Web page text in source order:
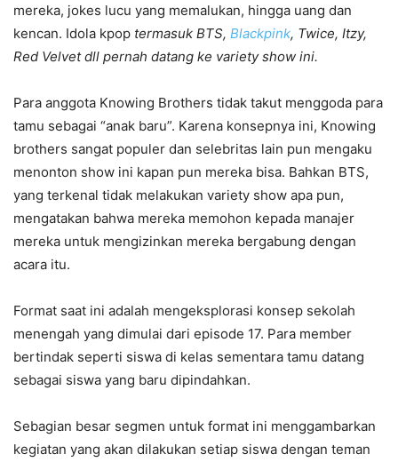
mereka, jokes lucu yang memalukan, hingga uang dan
kencan. Idola kpop termasuk BTS, Blackpink, Twice, Itzy,
Red Velvet dll pernah datang ke variety show ini.
Para anggota Knowing Brothers tidak takut menggoda para
tamu sebagai “anak baru”. Karena konsepnya ini, Knowing
brothers sangat populer dan selebritas lain pun mengaku
menonton show ini kapan pun mereka bisa. Bahkan BTS,
yang terkenal tidak melakukan variety show apa pun,
mengatakan bahwa mereka memohon kepada manajer
mereka untuk mengizinkan mereka bergabung dengan
acara itu.
Format saat ini adalah mengeksplorasi konsep sekolah
menengah yang dimulai dari episode 17. Para member
bertindak seperti siswa di kelas sementara tamu datang
sebagai siswa yang baru dipindahkan.
Sebagian besar segmen untuk format ini menggambarkan
kegiatan yang akan dilakukan setiap siswa dengan teman